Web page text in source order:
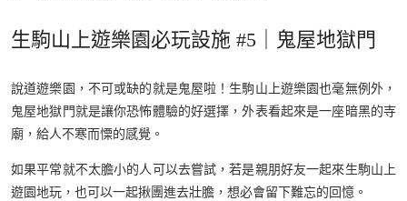
生駒山上遊樂園必玩設施 #5｜鬼屋地獄門
說道遊樂園，不可或缺的就是鬼屋啦！生駒山上遊樂園也毫無例外，
鬼屋地獄門就是讓你恐怖體驗的好選擇，外表看起來是一座暗黑的寺
廟，給人不寒而慄的感覺。
如果平常就不太膽小的人可以去嘗試，若是親朋好友一起來生駒山上
遊園地玩，也可以一起揪團進去壯膽，想必會留下難忘的回憶。